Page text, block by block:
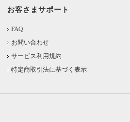
お客さまサポート
FAQ
お問い合わせ
サービス利用規約
特定商取引法に基づく表示